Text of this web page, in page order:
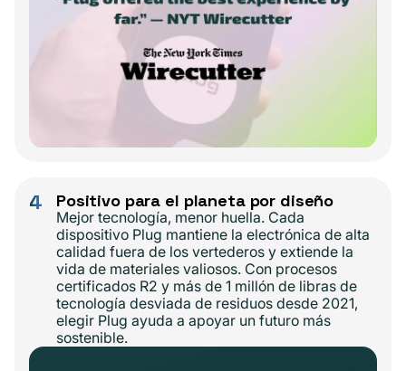
4 Positivo para el planeta por diseño
Mejor tecnología, menor huella. Cada
dispositivo Plug mantiene la electrónica de alta
calidad fuera de los vertederos y extiende la
vida de materiales valiosos. Con procesos
certificados R2 y más de 1 millón de libras de
tecnología desviada de residuos desde 2021,
elegir Plug ayuda a apoyar un futuro más
sostenible.